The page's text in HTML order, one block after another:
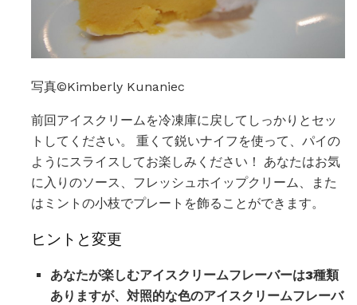
写真©Kimberly Kunaniec
前回アイスクリームを冷凍庫に戻してしっかりとセッ
トしてください。 重くて鋭いナイフを使って、パイの
ようにスライスしてお楽しみください！ あなたはお気
に入りのソース、フレッシュホイップクリーム、また
はミントの小枝でプレートを飾ることができます。
ヒントと変更
あなたが楽しむアイスクリームフレーバーは3種類
ありますが、対照的な色のアイスクリームフレーバ